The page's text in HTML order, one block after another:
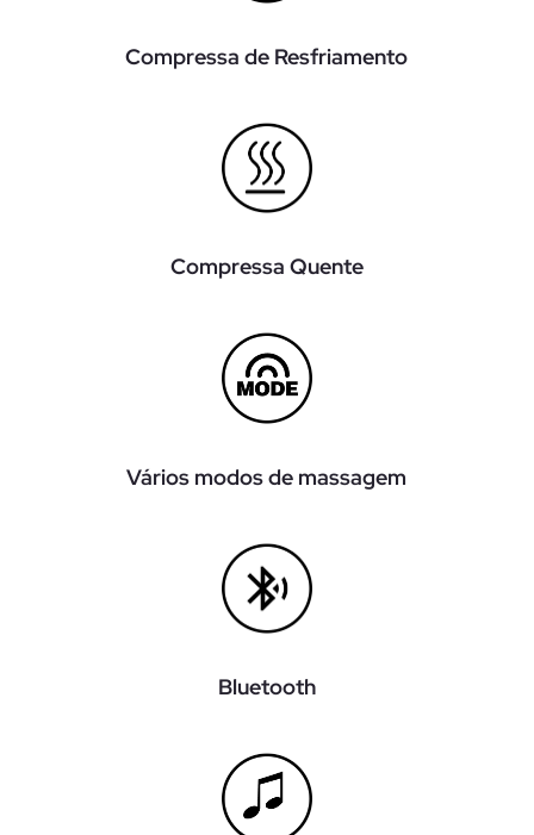
Compressa de Resfriamento
Compressa Quente
Vários modos de massagem
Bluetooth